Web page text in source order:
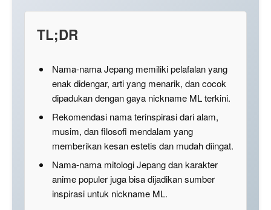
TL;DR
Nama-nama Jepang memiliki pelafalan yang
enak didengar, arti yang menarik, dan cocok
dipadukan dengan gaya nickname ML terkini.
Rekomendasi nama terinspirasi dari alam,
musim, dan filosofi mendalam yang
memberikan kesan estetis dan mudah diingat.
Nama-nama mitologi Jepang dan karakter
anime populer juga bisa dijadikan sumber
inspirasi untuk nickname ML.